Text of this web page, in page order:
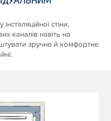
стіни,
каналів навіть на
зручне й комфортне